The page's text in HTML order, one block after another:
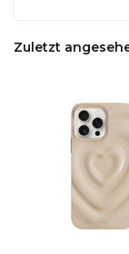
Zuletzt